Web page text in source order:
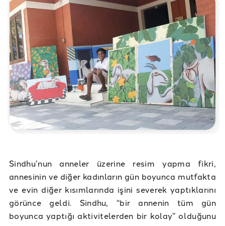
Sindhu’nun anneler üzerine resim yapma fikri,
annesinin ve diğer kadınların gün boyunca mutfakta
ve evin diğer kısımlarında işini severek yaptıklarını
görünce geldi. Sindhu, “bir annenin tüm gün
boyunca yaptığı aktivitelerden bir kolay” olduğunu